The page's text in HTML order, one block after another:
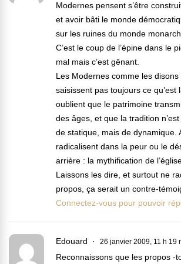
Modernes pensent s’être
et avoir bâti le monde
sur les ruines du monde
C’est le coup de l’épine dans le
mal mais c’est gênant.
Les Modernes comme les
saisissent pas toujours ce qu’est
oublient que le patrimoine
des âges, et que la tradition
de statique, mais de dynamique.
radicalisent dans la peur ou le
arrière : la mythification de
Laissons les dire, et surtout ne
propos, ça serait un contre-
Connectez-vous pour pouvoir
Edouard 26 janvier 2009, 11 h 19
Reconnaissons que les propos -